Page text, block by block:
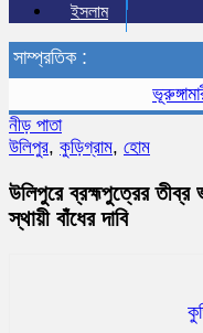
ইসলাম
সাম্প্রতিক :
নীড় পাতা
উলিপুর, কুড়িগ্রাম, হোম
উলিপুরে ব্রহ্মপুত্রের
স্থায়ী বাঁধের দাবি